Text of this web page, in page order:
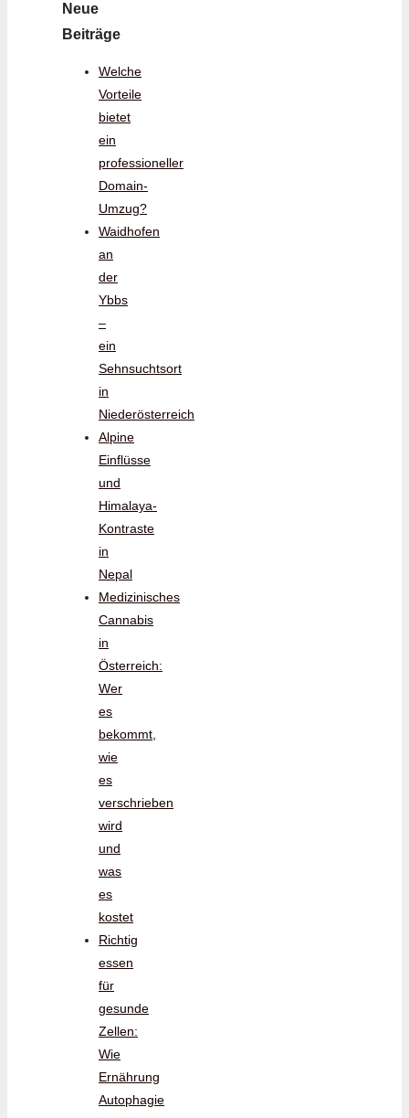
Neue
Beiträge
Welche
Vorteile
bietet
ein
professioneller
Domain-
Umzug?
Waidhofen
an
der
Ybbs
–
ein
Sehnsuchtsort
in
Niederösterreich
Alpine
Einflüsse
und
Himalaya-
Kontraste
in
Nepal
Medizinisches
Cannabis
in
Österreich:
Wer
es
bekommt,
wie
es
verschrieben
wird
und
was
es
kostet
Richtig
essen
für
gesunde
Zellen:
Wie
Ernährung
Autophagie